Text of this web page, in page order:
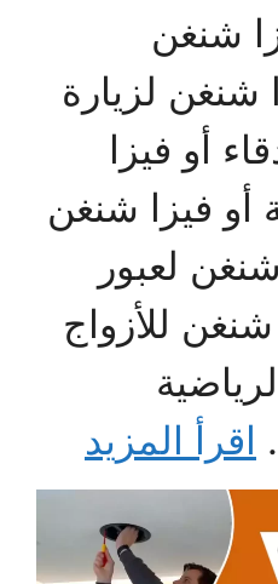
شنغن
شنغن لزيارة
أو فيزا
أو فيزا شنغن
لعبور
للأزواج
اقرأ المزيد